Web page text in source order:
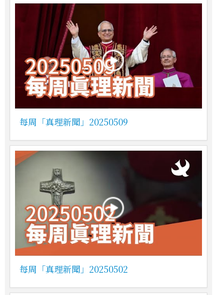
每周「真理新聞」20250509
每周「真理新聞」20250502